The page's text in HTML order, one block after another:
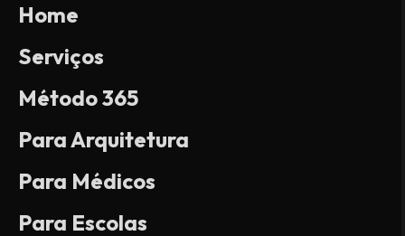
Home
Serviços
Método 365
Para Arquitetura
Para Médicos
Para Escolas